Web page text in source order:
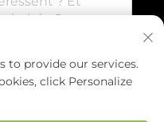
to provide our services.
click Personalize